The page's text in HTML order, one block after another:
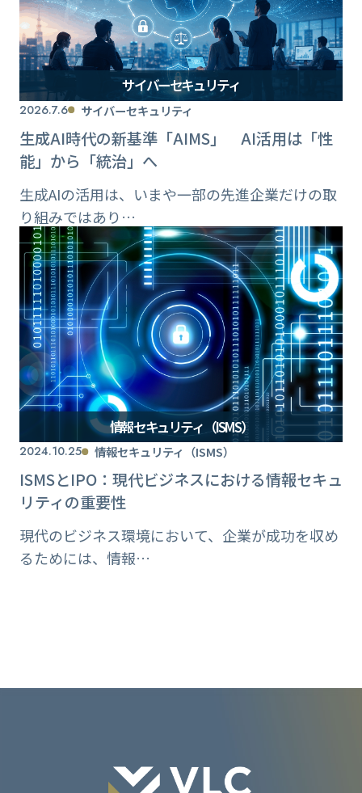
サイバーセキュリティ
2026.7.6 サイバーセキュリティ
生成AI時代の新基準「AIMS」 AI活用は「性
能」から「統治」へ
生成AIの活用は、いまや一部の先進企業だけの取
り組みではあり…
情報セキュリティ（ISMS）
2024.10.25 情報セキュリティ（ISMS）
ISMSとIPO：現代ビジネスにおける情報セキュ
リティの重要性
現代のビジネス環境において、企業が成功を収め
るためには、情報…